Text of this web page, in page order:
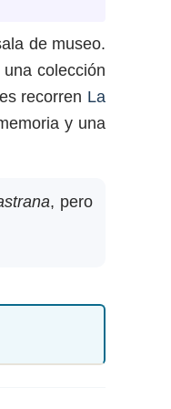
de museo.
colección
recorren La
y una
, pero